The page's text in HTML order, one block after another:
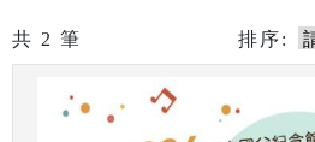
共 2 筆 排序: